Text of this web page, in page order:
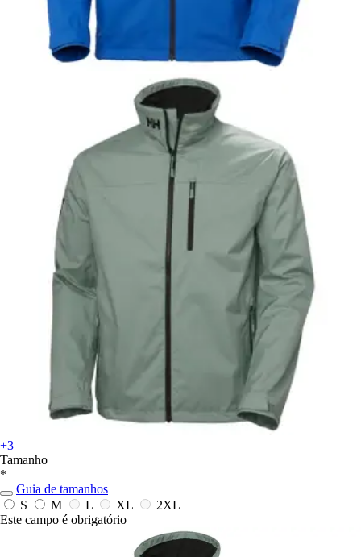
+3
Tamanho
*
Guia de tamanhos
S
M L XL
2XL
Este campo é obrigatório